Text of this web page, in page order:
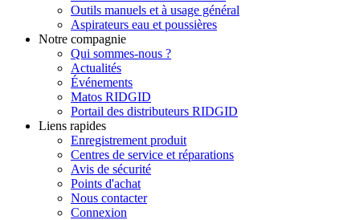
Outils manuels et à usage général
Aspirateurs eau et poussières
Notre compagnie
Qui sommes-nous ?
Actualités
Événements
Matos RIDGID
Portail des distributeurs RIDGID
Liens rapides
Enregistrement produit
Centres de service et réparations
Avis de sécurité
Points d'achat
Nous contacter
Connexion